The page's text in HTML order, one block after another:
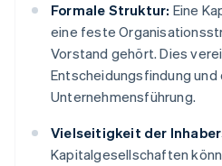
Formale Struktur: Eine
eine feste
Vorstand gehört. Dies
Entscheidungsfindung und
Unternehmensführung.
Vielseitigkeit der
Kapitalgesellschaften